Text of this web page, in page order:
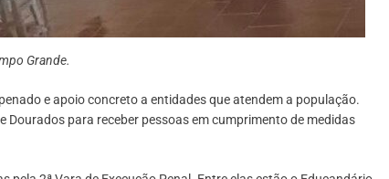
Grande.
e apoio concreto a entidades que atendem a população.
para receber pessoas em cumprimento de medidas